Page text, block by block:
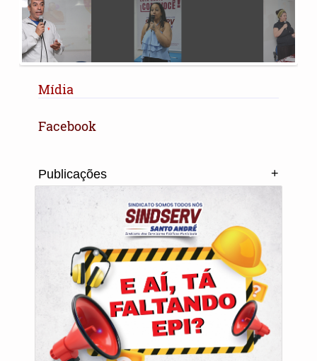
Mídia
Facebook
Publicações +